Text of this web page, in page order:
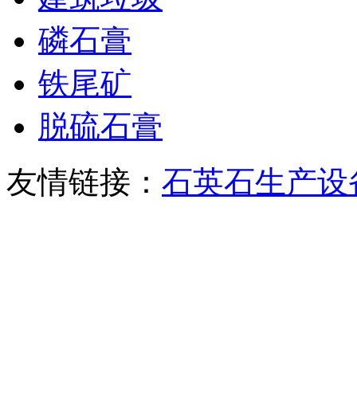
磷石膏
铁尾矿
脱硫石膏
友情链接： 石英石生产设